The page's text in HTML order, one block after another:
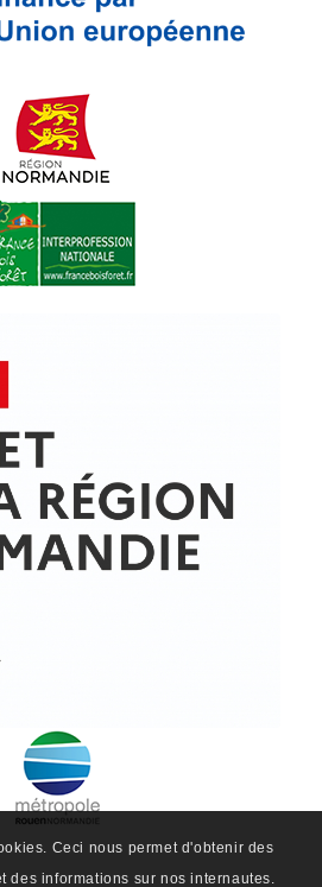
| Conception et réalisation :
légales
Ceci nous permet d'obtenir des
des informations sur nos internautes.